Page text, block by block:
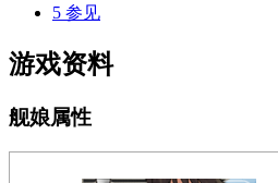
5 参见
游戏资料
舰娘属性